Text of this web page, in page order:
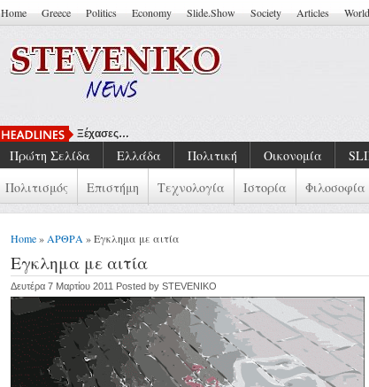
Home Greece Politics Economy Slide.Show Society Articles World
Ξέχασες…
Πρώτη Σελίδα Ελλάδα Πολιτική Οικονομία
Πολιτισμός
Επιστήμη Τεχνολογία Ιστορία Φιλοσοφία
Home» ΑΡΘΡΑ » Εγκλημα με αιτία
Εγκλημα με αιτία
Δευτέρα 7 Μαρτίου 2011 Posted by STEVENIKO